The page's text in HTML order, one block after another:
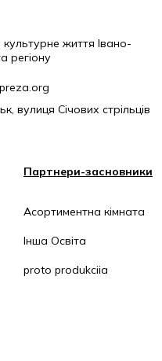
життя Івано-
регіону
вулиця Січових стрільців
Партнери-засновники
Асортиментна кімната
Інша Освіта
proto produkciia